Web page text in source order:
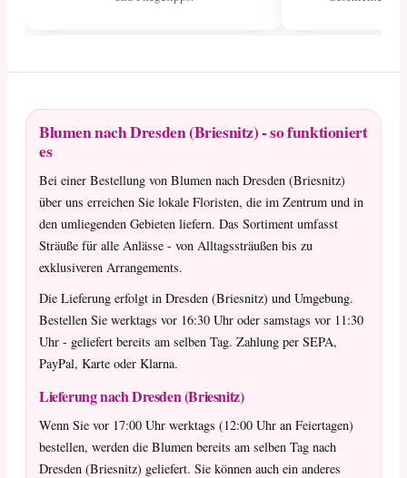
Blumen nach Dresden (Briesnitz) - so funktioniert
es
Bei einer Bestellung von Blumen nach Dresden (Briesnitz)
über uns erreichen Sie lokale Floristen, die im Zentrum und in
den umliegenden Gebieten liefern. Das Sortiment umfasst
Sträuße für alle Anlässe - von Alltagssträußen bis zu
exklusiveren Arrangements.
Die Lieferung erfolgt in Dresden (Briesnitz) und Umgebung.
Bestellen Sie werktags vor 16:30 Uhr oder samstags vor 11:30
Uhr - geliefert bereits am selben Tag. Zahlung per SEPA,
PayPal, Karte oder Klarna.
Lieferung nach Dresden (Briesnitz)
Wenn Sie vor 17:00 Uhr werktags (12:00 Uhr an Feiertagen)
bestellen, werden die Blumen bereits am selben Tag nach
Dresden (Briesnitz) geliefert. Sie können auch ein anderes